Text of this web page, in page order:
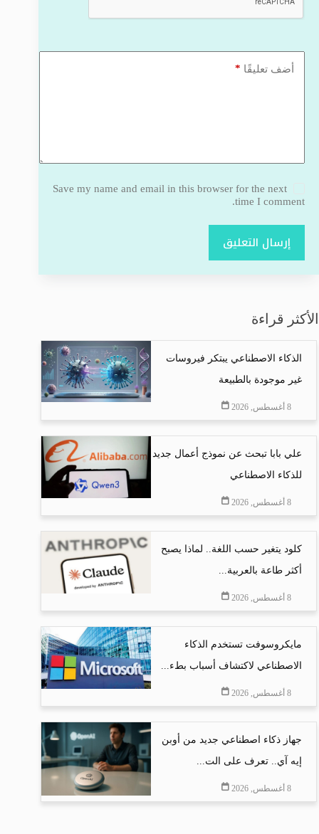
أضف تعليقًا *
Save my name and email in this browser for the next
time I comment.
إرسال التعليق
الأكثر قراءة
الذكاء الاصطناعي يبتكر فيروسات
غير موجودة بالطبيعة
8 أغسطس, 2026
علي بابا تبحث عن نموذج أعمال جديد
للذكاء الاصطناعي
8 أغسطس, 2026
كلود يتغير حسب اللغة.. لماذا يصبح
أكثر طاعة بالعربية...
8 أغسطس, 2026
مايكروسوفت تستخدم الذكاء
الاصطناعي لاكتشاف أسباب بطء...
8 أغسطس, 2026
جهاز ذكاء اصطناعي جديد من أوبن
إيه آي.. تعرف على الت...
8 أغسطس, 2026